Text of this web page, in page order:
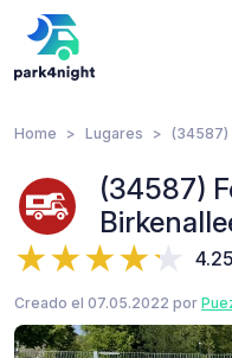
Home Lugares (34587)
(34587)
Creado el 07.05.2022 por